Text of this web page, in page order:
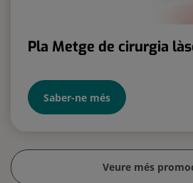
Pla Metge de cirurgia
Saber-ne més
Veure més